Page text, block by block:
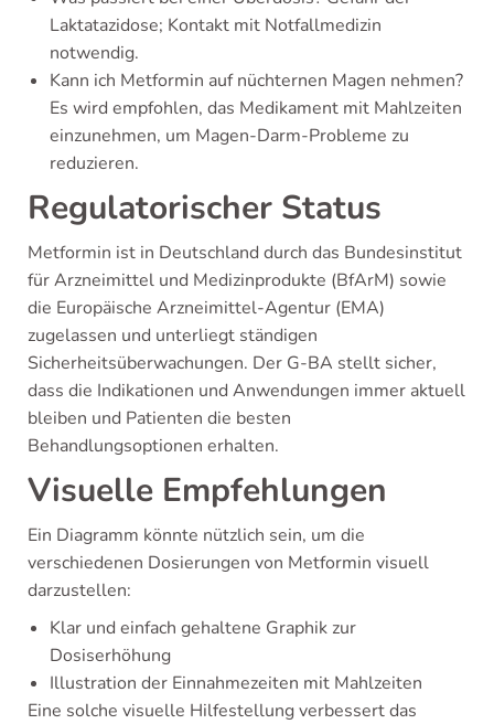
Laktatazidose; Kontakt mit Notfallmedizin
notwendig.
Kann ich Metformin auf nüchternen Magen nehmen?
Es wird empfohlen, das Medikament mit Mahlzeiten
einzunehmen, um Magen-Darm-Probleme zu
reduzieren.
Regulatorischer Status
Metformin ist in Deutschland durch das Bundesinstitut
für Arzneimittel und Medizinprodukte (BfArM) sowie
die Europäische Arzneimittel-Agentur (EMA)
zugelassen und unterliegt ständigen
Sicherheitsüberwachungen. Der G-BA stellt sicher,
dass die Indikationen und Anwendungen immer aktuell
bleiben und Patienten die besten
Behandlungsoptionen erhalten.
Visuelle Empfehlungen
Ein Diagramm könnte nützlich sein, um die
verschiedenen Dosierungen von Metformin visuell
darzustellen:
Klar und einfach gehaltene Graphik zur
Dosiserhöhung
Illustration der Einnahmezeiten mit Mahlzeiten
Eine solche visuelle Hilfestellung verbessert das